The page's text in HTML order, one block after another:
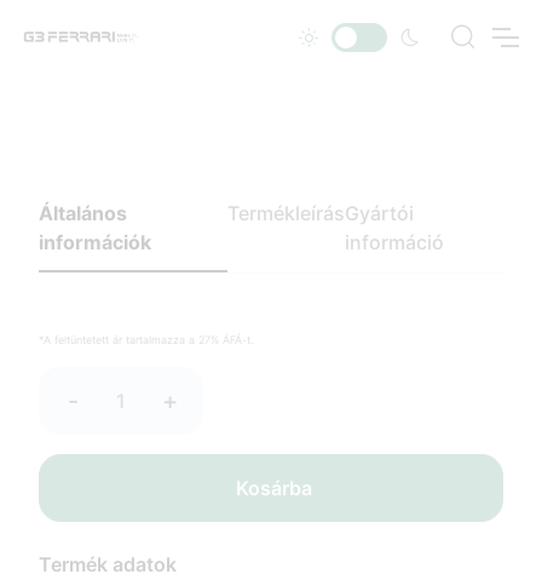
Általános
információk
TermékleírásGyártói
információ
*A feltüntetett ár tartalmazza a 27% ÁFÁ-t.
- +
Kosárba
Termék adatok